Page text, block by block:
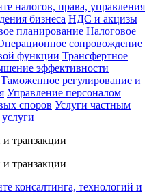
налогов, права, управления
бизнеса НДС и акцизы
планирование Налоговое
сопровождение
функции Трансфертное
эффективности
Таможенное регулирование и
Управление персоналом
споров Услуги частным
и транзакции
и транзакции
консалтинга, технологий и